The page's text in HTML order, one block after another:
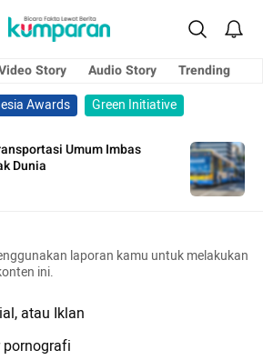
Story Audio Story
Trending
Awards
Green Initiative
Umum Imbas
Dunia
laporan kamu untuk melakukan
ini.
atau Iklan